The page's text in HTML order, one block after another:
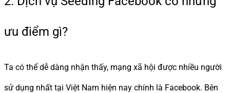
ưu điểm gì?
Ta có thể dễ dàng nhận thấy, mạng xã hội được nhiều người
sử dụng nhất tại Việt Nam hiện nay chính là Facebook. Bên